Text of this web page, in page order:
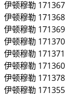
伊顿穆勒 171367
伊顿穆勒 171368
伊顿穆勒 171369
伊顿穆勒 171370
伊顿穆勒 171371
伊顿穆勒 171360
伊顿穆勒 171378
伊顿穆勒 171355